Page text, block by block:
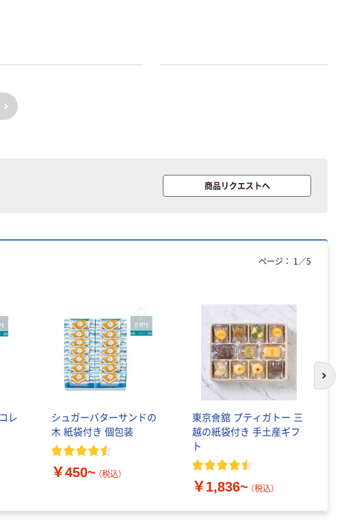
次へ
商品リクエストへ
レ
シュガーバターサンドの
木 紙袋付き 個包装
￥450~ （税込）
東京會舘 プティガトー 三
越の紙袋付き 手土産ギフ
ト
￥1,836~ （税込）
ページ： 1 ／5
次
う
）
ス
）
75×25mm
ニチバン セロテ
ープ 大巻
￥124~
本気プライス
ンテープ
￥216~
本気プライス
レのおそうじシ
本気プライス
PRO【純正】テー
プ 白ラベル
￥914~ （税込）
ェキ専用フィル
ム INSTAX MINI
WW2
￥1,580~
（税込）
本気プライス
パー シングル
120ｍ 再生紙
リサイクル100
芯あり FSC認
￥470~